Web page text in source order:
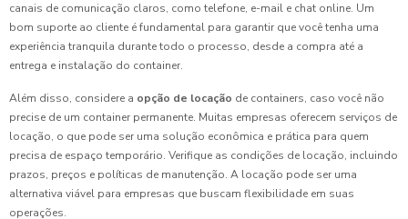
canais de comunicação claros, como telefone, e-mail e chat online. Um
bom suporte ao cliente é fundamental para garantir que você tenha uma
experiência tranquila durante todo o processo, desde a compra até a
entrega e instalação do container.
Além disso, considere a opção de locação de containers, caso você não
precise de um container permanente. Muitas empresas oferecem serviços de
locação, o que pode ser uma solução econômica e prática para quem
precisa de espaço temporário. Verifique as condições de locação, incluindo
prazos, preços e políticas de manutenção. A locação pode ser uma
alternativa viável para empresas que buscam flexibilidade em suas
operações.